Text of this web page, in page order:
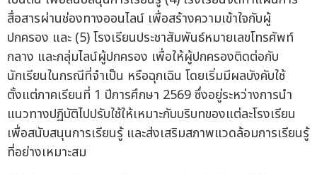
สื่อสารผ่านช่องทางออนไลน์ เพื่อสร้างความเข้าใจกับผู้
ปกครอง และ (5) โรงเรียนประชาสัมพันธ์หมายเลขโทรศัพท์
กลาง และกลุ่มไลน์ผู้ปกครอง เพื่อให้ผู้ปกครองติดต่อกับ
นักเรียนในกรณีที่จำเป็น หรือฉุกเฉิน โดยเริ่มมีผลบังคับใช้
ตั้งแต่ภาคเรียนที่ 1 ปีการศึกษา 2569 ซึ่งอยู่ระหว่างการนำ
แนวทางปฏิบัติไปปรับใช้ให้เหมาะกับบริบทของแต่ละโรงเรียน
เพื่อสนับสนุนการเรียนรู้ และส่งเสริมสภาพแวดล้อมการเรียนรู้
ที่อย่างเหมาะสม